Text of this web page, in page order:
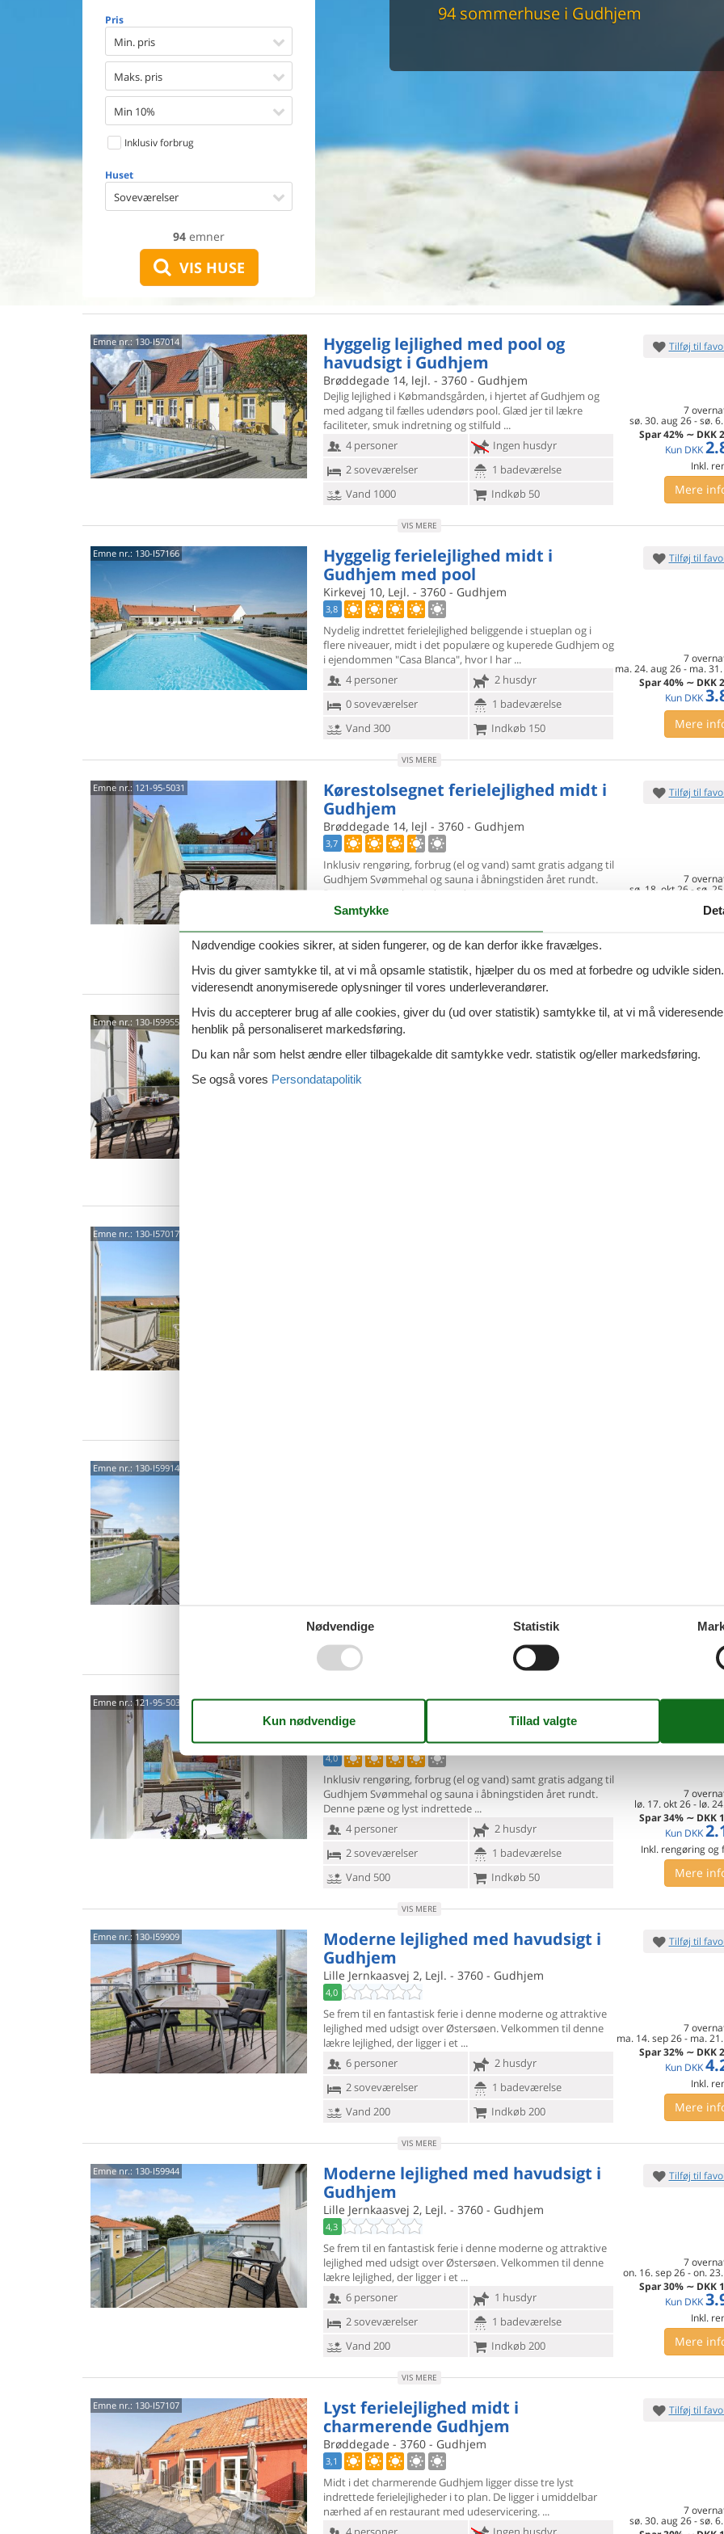
Pris
Min. pris
Maks. pris
Min 10%
Inklusiv forbrug
Huset
Soveværelser
94 emner
VIS HUSE
Aircondition
Ladestander til elbil
94 sommerhuse i Gudhjem
Emne nr.: 130-I57014
Hyggelig lejlighed med pool og
havudsigt i Gudhjem
Brøddegade 14, lejl. - 3760 - Gudhjem
Dejlig lejlighed i Købmandsgården, i hjertet af Gudhjem og
med adgang tilfælles udendørs pool. Glæd jer til lækre
faciliteter, smuk indretning og stilfuld
4 personer
Ingen husdyr
2 soveværelser
1 badeværelse
Vand 1000
Indkøb 50
Tilføj til
7
sø. 30. aug 26-sø.
Spar 42% ∼ DKK
Kun DKK
Inkl.
Mere
VIS MERE
Emne nr.: 130-I57166
Hyggelig ferielejlighed midt i
Gudhjem med pool
Kirkevej 10, Lejl. - 3760 - Gudhjem
3,8
Nydelig indrettet ferielejlighed beliggende i stueplan og i
flere niveauer, midt i det populære og kuperede Gudhjem og
i ejendommen "Casa Blanca", hvor I har
4 personer
2 husdyr
0 soveværelser
1 badeværelse
Vand 300
Indkøb 150
Tilføj til
7
ma. 24. aug 26- ma.
Spar 40% ∼ DKK
Kun DKK
Mere
VIS MERE
Emne nr.: 121-95-5031
Kørestolsegnet ferielejlighed midt i
Gudhjem
Brøddegade 14, lejl - 3760 - Gudhjem
3,7
Inklusiv rengøring, forbrug (el og vand) samt gratis adgang til
Gudhjem Svømmehal og sauna i åbningstiden året rundt.
Denne pæne og lyst indrettede
5 personer
2 soveværelser
1 badeværelse
Vand 500
Indkøb 50
Tilføj til
7
sø. 18. okt 26 -sø.
DKK
VIS MERE
Emne nr.: 130-I59955
Lys ferielejlighed med havudsigt i
Lille Jernkaasvej 2, Lejl. - 3760 - Gudhjem
Glæd jer til en ferie i denne skønne, lyse ferielejlighed med
udsigt over
Emne nr.: 130-I57017
Emne nr.: 130-I59914
2 soveværelser
1 badeværelse
Vand 200
Indkøb 200
Emne nr.:121-95-5030
Tilgængelig ferielejlighed med pool i
Gudhjem
Brøddegade 14, lejl - 3760 - Gudhjem
4,0
Inklusiv rengøring, forbrug (el og vand) samt gratis adgang til
Gudhjem Svømmehal og sauna i åbningstiden året rundt.
Denne pæne og lyst indrettede
4 personer
2 husdyr
2 soveværelser
1 badeværelse
Vand 500
Indkøb 50
7
lø. 17. okt 26- lø.
Spar 34% ∼ DKK
Kun DKK
Inkl. rengøring og
Mere
VIS MERE
Emne nr.: 130-I59909
Moderne lejlighed med havudsigt i
Gudhjem
Lille Jernkaasvej 2, Lejl. - 3760 - Gudhjem
4,0
Se frem til en fantastisk ferie i denne moderne og attraktive
lejlighed med udsigt over Østersøen. Velkommen til denne
lækre lejlighed, der ligger i et
6 personer
2 husdyr
2 soveværelser
1 badeværelse
Vand 200
Indkøb 200
Tilføj til
7
ma. 14. sep 26- ma.
Spar 32% ∼ DKK
Kun DKK
Inkl.
Mere
VIS MERE
Emne nr.: 130-I59944
Moderne lejlighed med havudsigt i
Gudhjem
Lille Jernkaasvej 2, Lejl. - 3760 - Gudhjem
4,3
Se frem til en fantastisk ferie i denne moderne og attraktive
lejlighed med udsigt over Østersøen. Velkommen til denne
lækre lejlighed, der ligger i et
6 personer
1 husdyr
2 soveværelser
1 badeværelse
Vand 200
Indkøb 200
Tilføj til
7
on. 16. sep 26-on.
Spar 30% ∼ DKK
Kun DKK
Inkl.
Mere
VIS MERE
Emne nr.: 130-I57107
Lyst ferielejlighed midt i
charmerende Gudhjem
Brøddegade - 3760 - Gudhjem
3,1
Midt i det charmerende Gudhjem ligger disse tre lyst
indrettedeferielejligheder i to plan. De ligger i umiddelbar
nærhed af en restaurant med udeservicering.
Tilføj til
7
sø. 30. aug 26-sø.
Samtykke
Nødvendige cookies sikrer, at siden fungerer, og de kan derfor ikke fravælges.
Hvis du giver samtykke til, at vi må opsamle statistik, hjælper du os med at forbedre og udvikle
videresendt anonymiserede oplysninger til vores underleverandører.
Hvis du accepterer brug af alle cookies, giver du (ud over statistik) samtykke til, at vi må
henblik på personaliseret markedsføring.
Du kan når som helst ændre eller tilbagekalde dit samtykke vedr. statistik og/eller markedsføring.
Se også vores Persondatapolitik
Nødvendige Statistik